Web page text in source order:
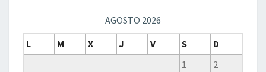
AGOSTO 2026
L
M X J V S
D
1
2